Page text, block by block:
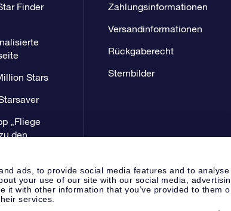
ads, to provide social media features and to analyse
your use of our site with our social media,
it with other information that you’ve provided to them
services.
Finder
Stars
„Fliege
den
Zahlungsinformationen
Versandinformationen
Rückgaberecht
Sternbilder